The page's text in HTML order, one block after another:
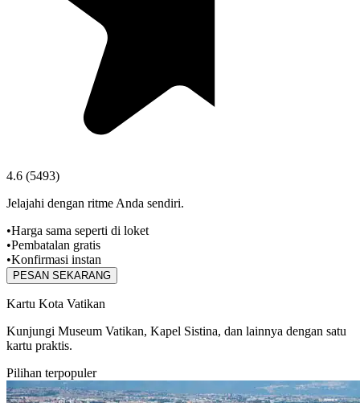
4.6 (5493)
Jelajahi dengan ritme Anda sendiri.
•Harga sama seperti di loket
•Pembatalan gratis
•Konfirmasi instan
PESAN SEKARANG
Kartu Kota Vatikan
Kunjungi Museum Vatikan, Kapel Sistina, dan lainnya dengan satu
kartu praktis.
Pilihan terpopuler